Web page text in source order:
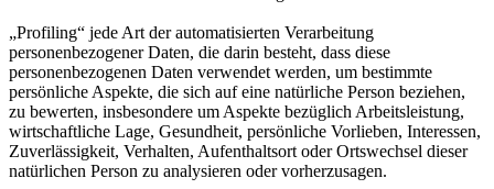
„Profiling“ jede Art der automatisierten Verarbeitung
personenbezogener Daten, die darin besteht, dass diese
personenbezogenen Daten verwendet werden, um bestimmte
persönliche Aspekte, die sich auf eine natürliche Person beziehen,
zu bewerten, insbesondere um Aspekte bezüglich Arbeitsleistung,
wirtschaftliche Lage, Gesundheit, persönliche Vorlieben, Interessen,
Zuverlässigkeit, Verhalten, Aufenthaltsort oder Ortswechsel dieser
natürlichen Person zu analysieren oder vorherzusagen.